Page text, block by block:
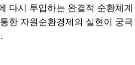
다시 투입하는 완결적 순환체계
한 자원순환경제의 실현이 궁극